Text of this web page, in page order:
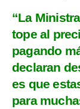
“La
tope al
pagando
declaran
es que
para